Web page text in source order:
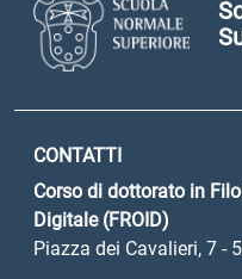
CONTATTI
Corso di dottorato in
Digitale (FROID)
Piazza dei Cavalieri, 7 -